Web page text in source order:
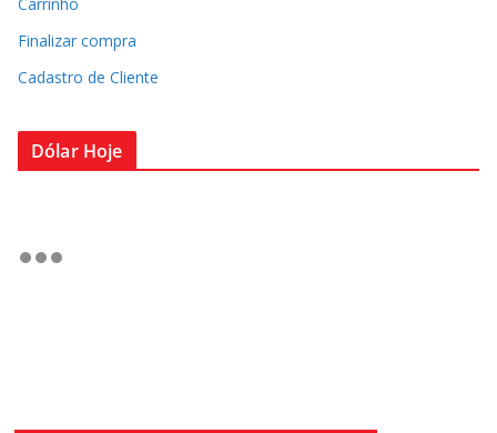
Finalizar compra
Cadastro de Cliente
Dólar Hoje